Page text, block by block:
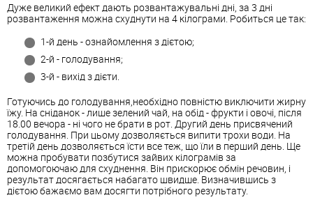
Дуже великий ефект дають розвантажувальні дні, за 3 дні
розвантаження можна схуднути на 4 кілограми. Робиться це так:
1-й день - ознайомлення з дієтою;
2-й - голодування;
3-й - вихід з дієти.
Готуючись до голодування,необхідно повністю виключити жирну
їжу. На сніданок - лише зелений чай, на обід - фрукти і овочі, після
18.00 вечора - ні чого не брати в рот. Другий день присвячений
голодування. При цьому дозволяється випити трохи води. На
третій день дозволяється їсти все теж, що їли в перший день. Ще
можна пробувати позбутися зайвих кілограмів за
допомогоючаю для схуднення. Він прискорює обмін речовин, і
результат досягається набагато швидше. Визначившись з
дієтою бажаємо вам досягти потрібного результату.